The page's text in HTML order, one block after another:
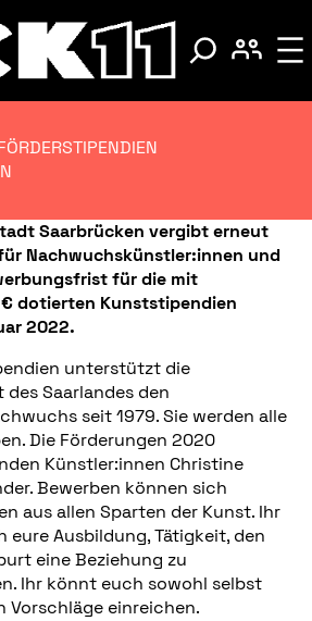
Saarbrücken vergibt erneut
Nachwuchskünstler:innen und
für die mit
dotierten Kunststipendien
2022.
unterstützt die
Saarlandes den
seit 1979. Sie werden alle
Die Förderungen 2020
Künstler:innen Christine
Bewerben können sich
aus allen Sparten der Kunst. Ihr
eure Ausbildung, Tätigkeit, den
eine Beziehung zu
Ihr könnt euch sowohl selbst
Vorschläge einreichen.